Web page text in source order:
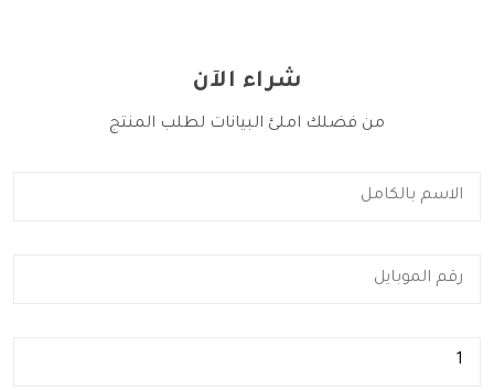
شراء الآن
من فضلك املئ البيانات لطلب المنتج